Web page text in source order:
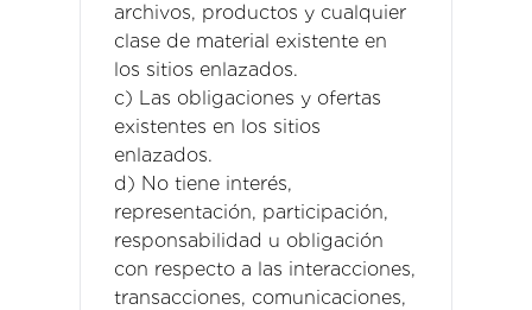
archivos, productos y cualquier
clase de material existente en
los sitios enlazados.
c) Las obligaciones y ofertas
existentes en los sitios
enlazados.
d) No tiene interés,
representación, participación,
responsabilidad u obligación
con respecto a las interacciones,
transacciones, comunicaciones,